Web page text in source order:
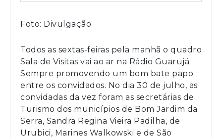
Foto: Divulgação
Todos as sextas-feiras pela manhã o quadro
Sala de Visitas vai ao ar na Rádio Guarujá.
Sempre promovendo um bom bate papo
entre os convidados. No dia 30 de julho, as
convidadas da vez foram as secretárias de
Turismo dos municípios de Bom Jardim da
Serra, Sandra Regina Vieira Padilha, de
Urubici, Marines Walkowski e de São